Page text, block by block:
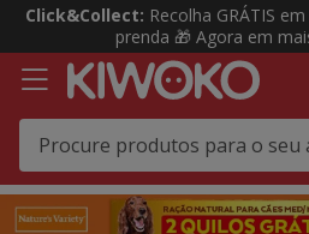
3
3,
mensagem,
Click&Collect: Recolha GRÁTIS
prenda 🎁 Agora em